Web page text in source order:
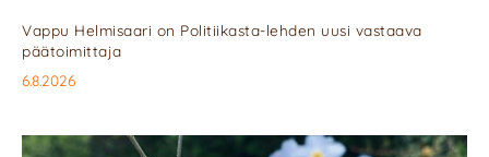
Vappu Helmisaari on Politiikasta-lehden uusi vastaava
päätoimittaja
6.8.2026